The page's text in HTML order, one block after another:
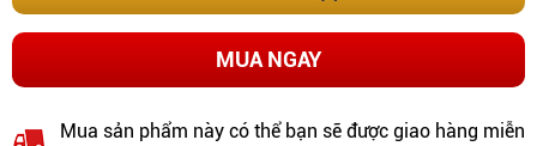
MUA NGAY
Mua sản phẩm này có thể bạn sẽ được giao hàng miễn